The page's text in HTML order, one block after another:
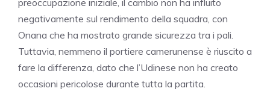
negativamente sul rendimento della squadra, con
Onana che ha mostrato grande sicurezza tra i pali.
Tuttavia, nemmeno il portiere camerunense è riuscito a
fare la differenza, dato che l’Udinese non ha creato
occasioni pericolose durante tutta la partita.